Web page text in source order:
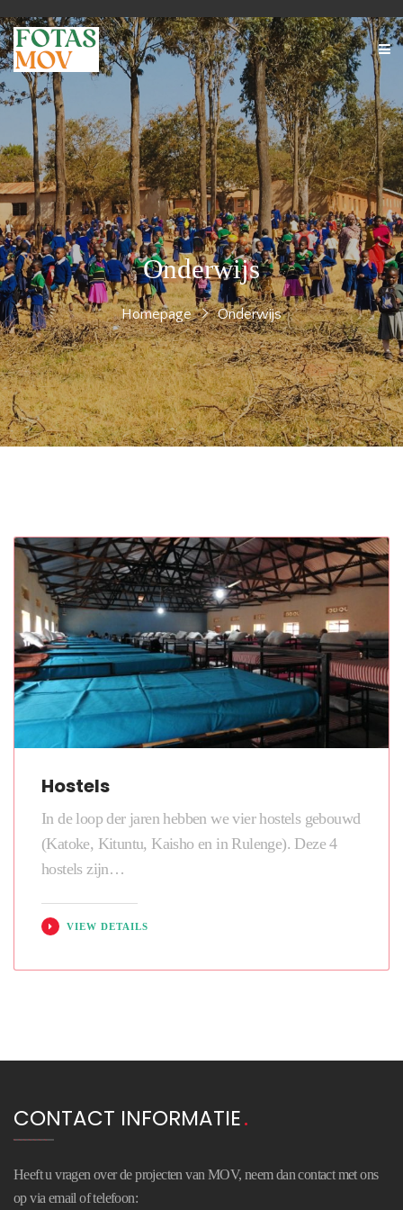
Onderwijs
Homepage Onderwijs
Hostels
In de loop der jaren hebben we vier hostels gebouwd
(Katoke, Kituntu, Kaisho en in Rulenge). Deze 4
hostels zijn…
VIEW DETAILS
CONTACT INFORMATIE
Heeft u vragen over de projecten van MOV, neem dan contact met ons
op via email of telefoon: